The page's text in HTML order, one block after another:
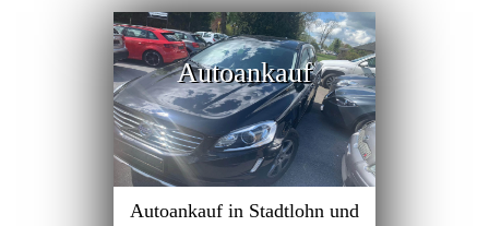
Autoankauf
Autoankauf in Stadtlohn und